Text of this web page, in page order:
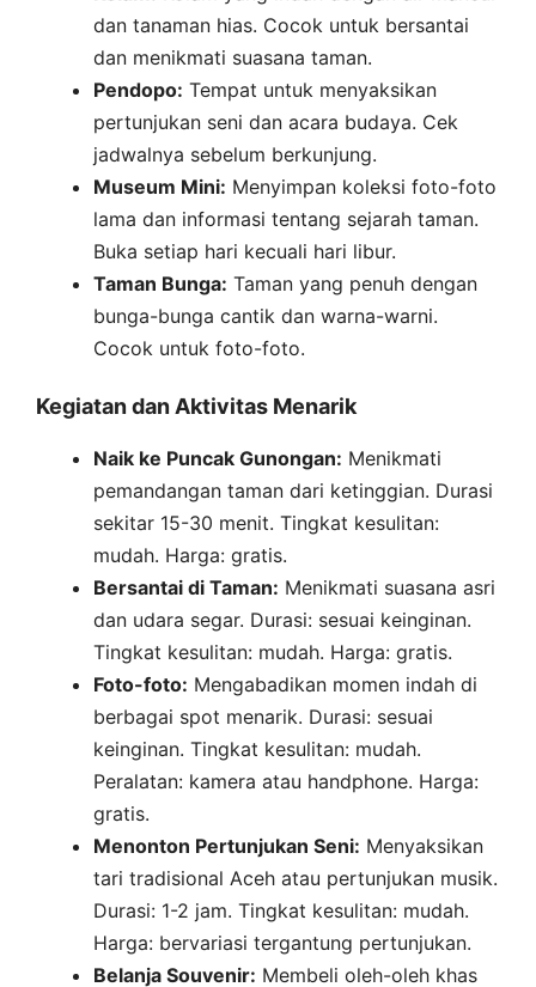
dan tanaman hias. Cocok untuk bersantai
dan menikmati suasana taman.
Pendopo: Tempat untuk menyaksikan
pertunjukan seni dan acara budaya. Cek
jadwalnya sebelum berkunjung.
Museum Mini: Menyimpan koleksi foto-foto
lama dan informasi tentang sejarah taman.
Buka setiap hari kecuali hari libur.
Taman Bunga: Taman yang penuh dengan
bunga-bunga cantik dan warna-warni.
Cocok untuk foto-foto.
Kegiatan dan Aktivitas Menarik
Naik ke Puncak Gunongan: Menikmati
pemandangan taman dari ketinggian. Durasi
sekitar 15-30 menit. Tingkat kesulitan:
mudah. Harga: gratis.
Bersantai di Taman: Menikmati suasana asri
dan udara segar. Durasi: sesuai keinginan.
Tingkat kesulitan: mudah. Harga: gratis.
Foto-foto: Mengabadikan momen indah di
berbagai spot menarik. Durasi: sesuai
keinginan. Tingkat kesulitan: mudah.
Peralatan: kamera atau handphone. Harga:
gratis.
Menonton Pertunjukan Seni: Menyaksikan
tari tradisional Aceh atau pertunjukan musik.
Durasi: 1-2 jam. Tingkat kesulitan: mudah.
Harga: bervariasi tergantung pertunjukan.
Belanja Souvenir: Membeli oleh-oleh khas